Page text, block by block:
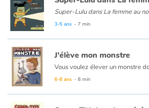
Blog
Actualités
Par thématique
Super-Lulu dans La femme au
3-5 ans - 7 min
J'élève mon monstre
6-8 ans - 8 min